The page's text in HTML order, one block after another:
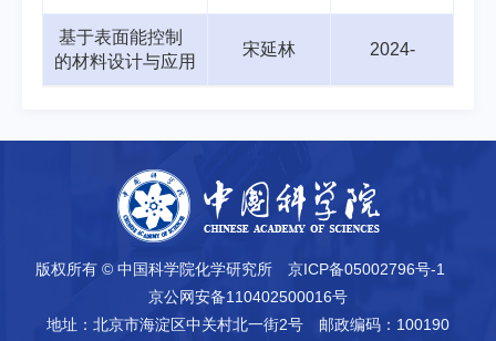
基于表面能控制
的材料设计与应用
宋延林 2024-
版权所有 © 中国科学院化学研究所
京ICP备05002796号-1
京公网安备110402500016号
地址：北京市海淀区中关村北一街2号
邮政编码：100190